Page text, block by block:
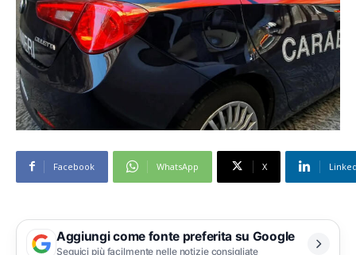
Facebook WhatsApp X
Aggiungi come fonte preferita su Google
Seguici più facilmente nelle notizie consigliate